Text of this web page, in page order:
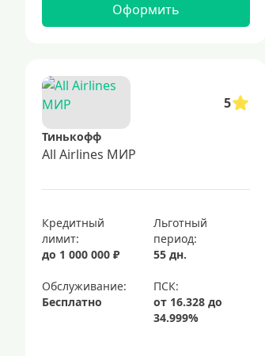
Оформить
5
Тинькофф
All Airlines МИР
Кредитный
лимит:
до 1 000 000 ₽
Льготный
период:
55 дн.
Обслуживание:
Бесплатно